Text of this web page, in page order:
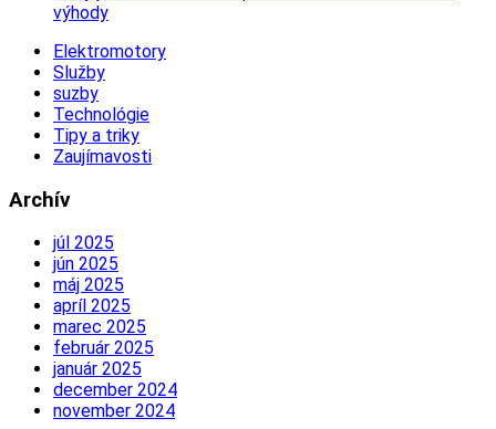
výhody
Elektromotory
Služby
suzby
Technológie
Tipy a triky
Zaujímavosti
Archív
júl 2025
jún 2025
máj 2025
apríl 2025
marec 2025
február 2025
január 2025
december 2024
november 2024